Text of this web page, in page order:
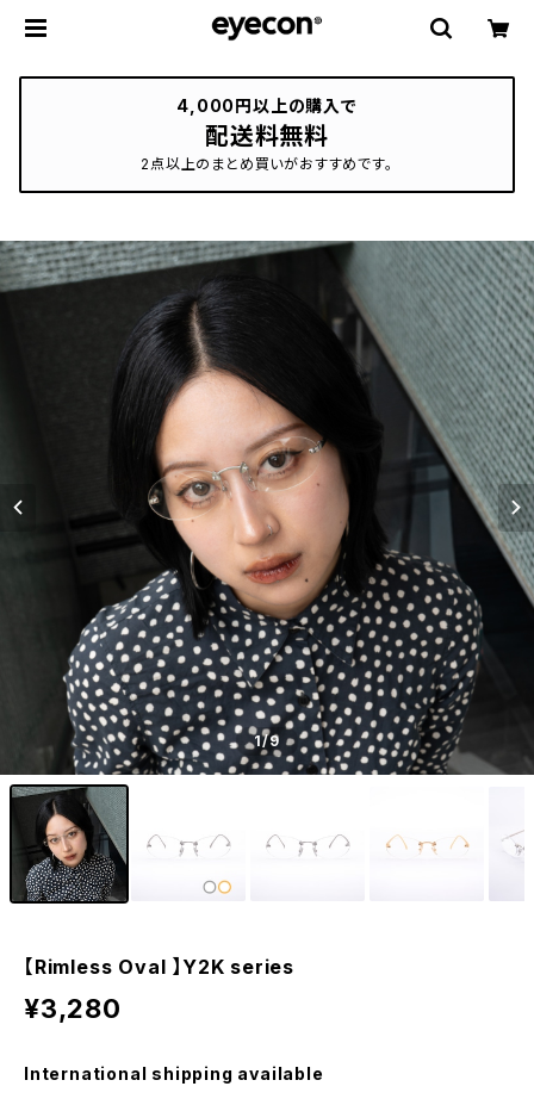
4,000円以上の購入で
配送料無料
2点以上のまとめ買いがおすすめです。
1/9
【Rimless Oval 】Y2K series
¥3,280
International shipping available